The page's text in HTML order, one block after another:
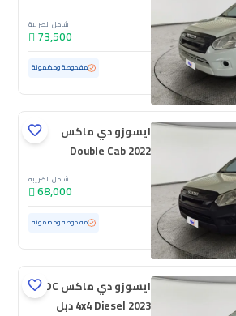
شامل الضريبة
73,500
مفحوصة ومضمونة
ايسوزو دي ماكس
Double Cab 2022
شامل الضريبة
68,000
مفحوصة ومضمونة
ايسوزو دي ماكس DC
4x4 Diesel 2023 دبل